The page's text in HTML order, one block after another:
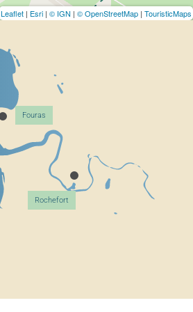
Leaflet | Esri | © IGN | © OpenStreetMap | TouristicMaps
Rochefort
Fouras